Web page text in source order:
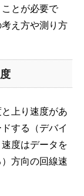
とが必要で
え方や測り方
上り速度があ
する（デバイ
度はデータを
方向の回線速